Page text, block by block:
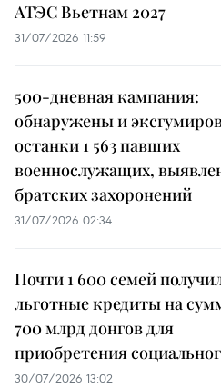
АТЭС Вьетнам 2027
31/07/2026 11:59
500-дневная кампания:
обнаружены и
останки 1 563 павших
военнослужащих,
братских захоронений
31/07/2026 02:34
Почти 1 600 семей
льготные кредиты на
700 млрд донгов для
приобретения
30/07/2026 13:02